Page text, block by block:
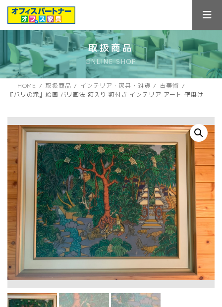
ス
キ
ン
に
取扱商品
ONLINE SHOP
HOME 取扱商品 インテリア・家具・雑貨
古美術
『バリの滝』絵画 バリ画法 額入り 額付き インテリア アート 壁掛け